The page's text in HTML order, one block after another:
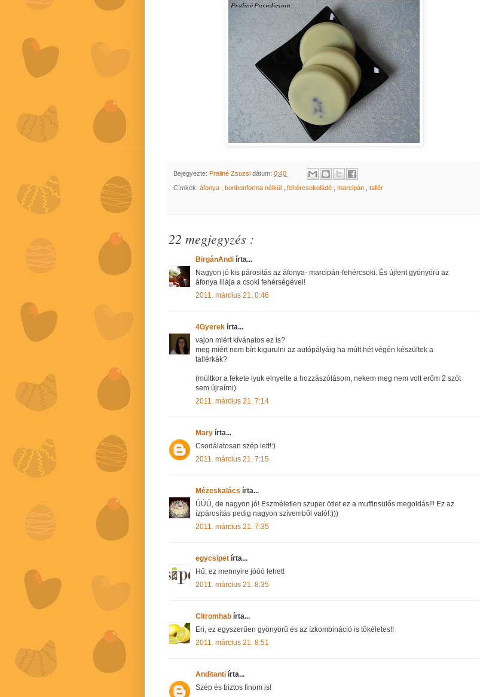
Bejegyezte: Praliné Zsuzsi dátum: 0:40
Címkék: áfonya bonbonforma nélkül fehércsokoládé marcipán tallér
22 megjegyzés :
BirgánAndi írta...
Nagyon jó kis párositás az áfonya- marcipán-fehércsoki. És újfent gyönyörü az
áfonya lilája a csoki fehérségével!
2011. március 21. 0:46
4Gyerek írta...
vajon miért kívánatos ez is?
meg miért nem bírt kigurulni az autópályáig ha múlt hét végén készültek a
tallérkák?
(múltkor a fekete lyuk elnyelte a hozzászólásom, nekem meg nem volt erőm 2 szót
sem újraírni)
2011. március 21. 7:14
Mary írta...
Csodálatosan szép lett!:)
2011. március 21. 7:15
Mézeskalács írta...
ÚÚÚ, de nagyon jó! Eszméletlen szuper ötlet ez a muffinsütős megoldás!!! Ez az
ízpárosítás pedig nagyon szívemből való!:)))
2011. március 21. 7:35
egycsipet írta...
Hű, ez mennyire jóóó lehet!
2011. március 21. 8:35
Citromhab írta...
Eri, ez egyszerűen gyönyörű és az ízkombináció is tökéletes!!
2011. március 21. 8:51
Anditanti írta...
Szép és biztos finom is!